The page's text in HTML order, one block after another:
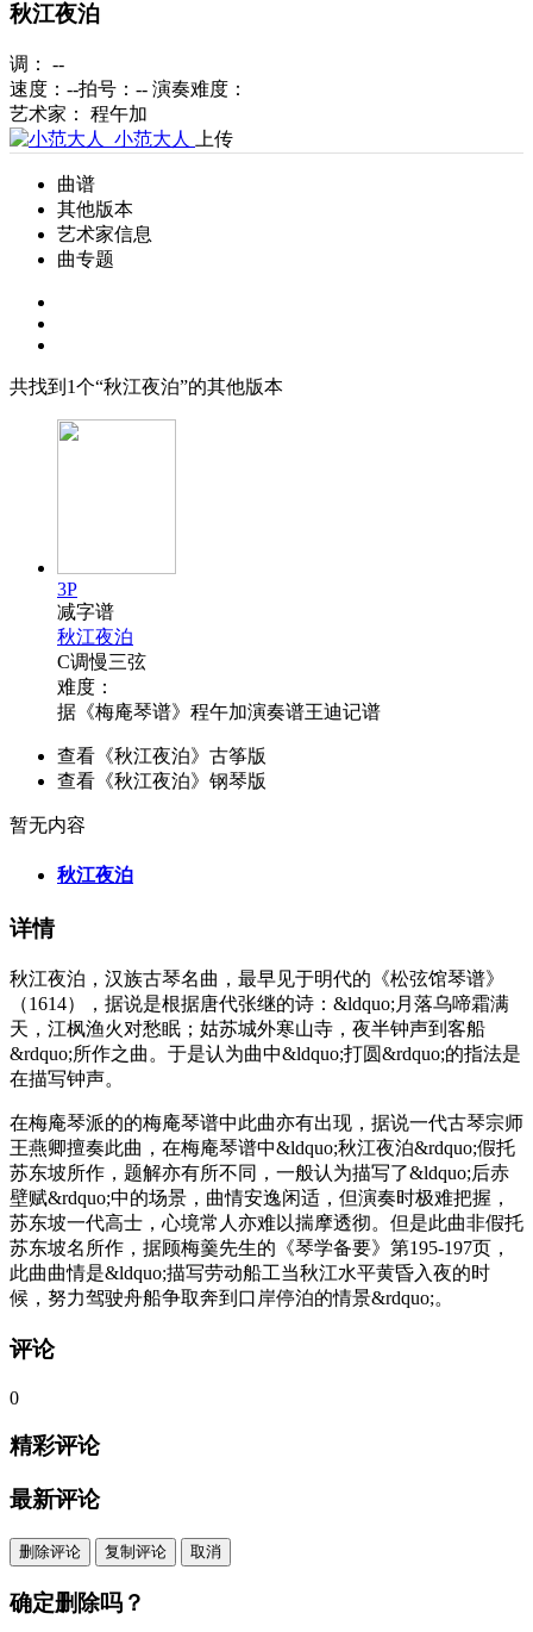
秋江夜泊
调： --
速度：--拍号：-- 演奏难度：
艺术家： 程午加
小范大人
上传
曲谱
其他版本
艺术家信息
曲专题
共找到 1个“秋江夜泊”的其他版本
3P
减字谱
秋江夜泊
C调慢三弦
难度：
据《梅庵琴谱》程午加演奏谱王迪记谱
查看《秋江夜泊》古筝版
查看《秋江夜泊》钢琴版
暂无内容
秋江夜泊
详情
秋江夜泊，汉族古琴名曲，最早见于明代的《松弦馆琴谱》
（1614），据说是根据唐代张继的诗：&ldquo;月落乌啼霜满
天，江枫渔火对愁眠；姑苏城外寒山寺，夜半钟声到客船
&rdquo;所作之曲。于是认为曲中&ldquo;打圆&rdquo;的指法是
在描写钟声。
在梅庵琴派的的梅庵琴谱中此曲亦有出现，据说一代古琴宗师
王燕卿擅奏此曲，在梅庵琴谱中&ldquo;秋江夜泊&rdquo;假托
苏东坡所作，题解亦有所不同，一般认为描写了&ldquo;后赤
壁赋&rdquo;中的场景，曲情安逸闲适，但演奏时极难把握，
苏东坡一代高士，心境常人亦难以揣摩透彻。但是此曲非假托
苏东坡名所作，据顾梅羹先生的《琴学备要》第195-197页，
此曲曲情是&ldquo;描写劳动船工当秋江水平黄昏入夜的时
候，努力驾驶舟船争取奔到口岸停泊的情景&rdquo;。
评论
0
精彩评论
最新评论
删除评论 复制评论 取消
确定删除吗？